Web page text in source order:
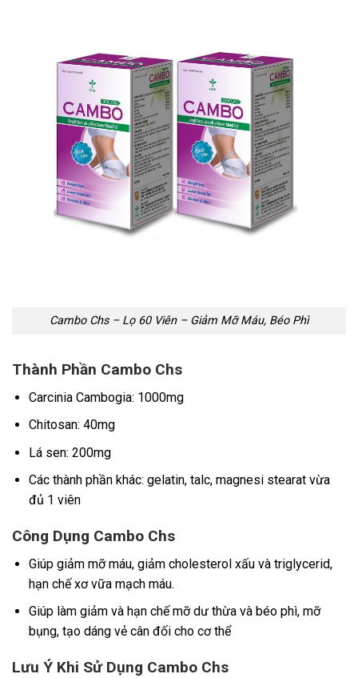
Cambo Chs – Lọ 60 Viên – Giảm Mỡ Máu, Béo Phì
Thành Phần Cambo Chs
Carcinia Cambogia: 1000mg
Chitosan: 40mg
Lá sen: 200mg
Các thành phần khác: gelatin, talc, magnesi stearat vừa
đủ 1 viên
Công Dụng Cambo Chs
Giúp giảm mỡ máu, giảm cholesterol xấu và triglycerid,
hạn chế xơ vữa mạch máu.
Giúp làm giảm và hạn chế mỡ dư thừa và béo phì, mỡ
bụng, tạo dáng vẻ cân đối cho cơ thể
Lưu Ý Khi Sử Dụng Cambo Chs